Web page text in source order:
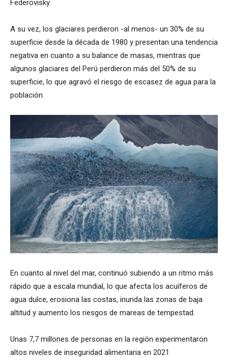
Federovisky.
A su vez, los glaciares perdieron -al menos- un 30% de su
superficie desde la década de 1980 y presentan una tendencia
negativa en cuanto a su balance de masas, mientras que
algunos glaciares del Perú perdieron más del 50% de su
superficie, lo que agravó el riesgo de escasez de agua para la
población.
En cuanto al nivel del mar, continuó subiendo a un ritmo más
rápido que a escala mundial, lo que afecta los acuíferos de
agua dulce, erosiona las costas, inunda las zonas de baja
altitud y aumento los riesgos de mareas de tempestad.
Unas 7,7 millones de personas en la región experimentaron
altos niveles de inseguridad alimentaria en 2021